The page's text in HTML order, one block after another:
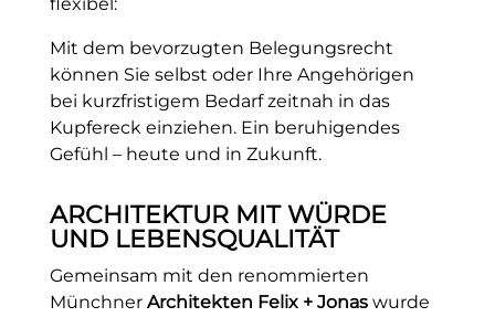
ﬂexibel:
Mit dem bevorzugten Belegungsrecht
können Sie selbst oder Ihre Angehörigen
bei kurzfristigem Bedarf zeitnah in das
Kupfereck einziehen. Ein beruhigendes
Gefühl – heute und in Zukunft.
ARCHITEKTUR MIT WÜRDE
UND LEBENSQUALITÄT
Gemeinsam mit den renommierten
Münchner Architekten Felix + Jonaswurde